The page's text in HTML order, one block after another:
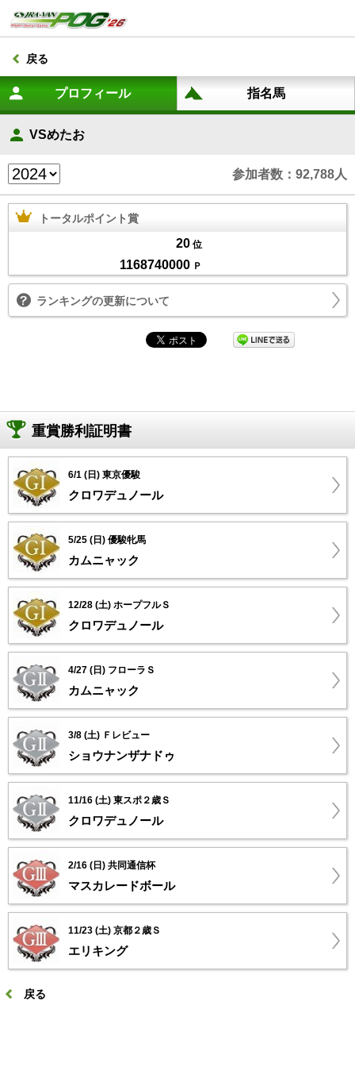
戻る
VSめたお
参加者数：92,788人
トータルポイント賞
20 位
1168740000 Ｐ
ランキングの更新について
重賞勝利証明書
6/1 (日) 東京優駿
クロワデュノール
5/25 (日) 優駿牝馬
カムニャック
12/28 (土) ホープフルＳ
クロワデュノール
4/27 (日) フローラＳ
カムニャック
3/8 (土) Ｆレビュー
ショウナンザナドゥ
11/16 (土) 東スポ２歳Ｓ
クロワデュノール
2/16 (日) 共同通信杯
マスカレードボール
11/23 (土) 京都２歳Ｓ
エリキング
戻る